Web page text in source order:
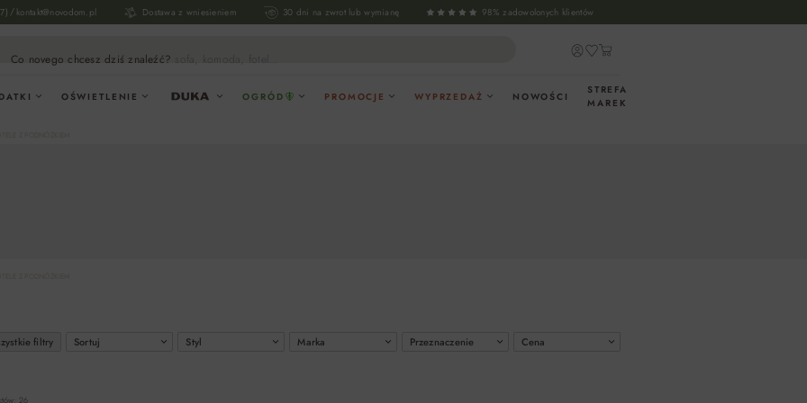
/ kontakt@novodom.pl Dostawa z wniesieniem 30 dni na zwrot lub wymianę 98% zadowolonych klientów
Co novego chcesz dziś znaleźć? sofa, komoda, fotel...
OŚWIETLENIE OGRÓD PROMOCJE WYPRZEDAŻ NOWOŚCI
STREFA
MAREK
filtry Cena
Sortuj Styl Marka Przeznaczenie
26